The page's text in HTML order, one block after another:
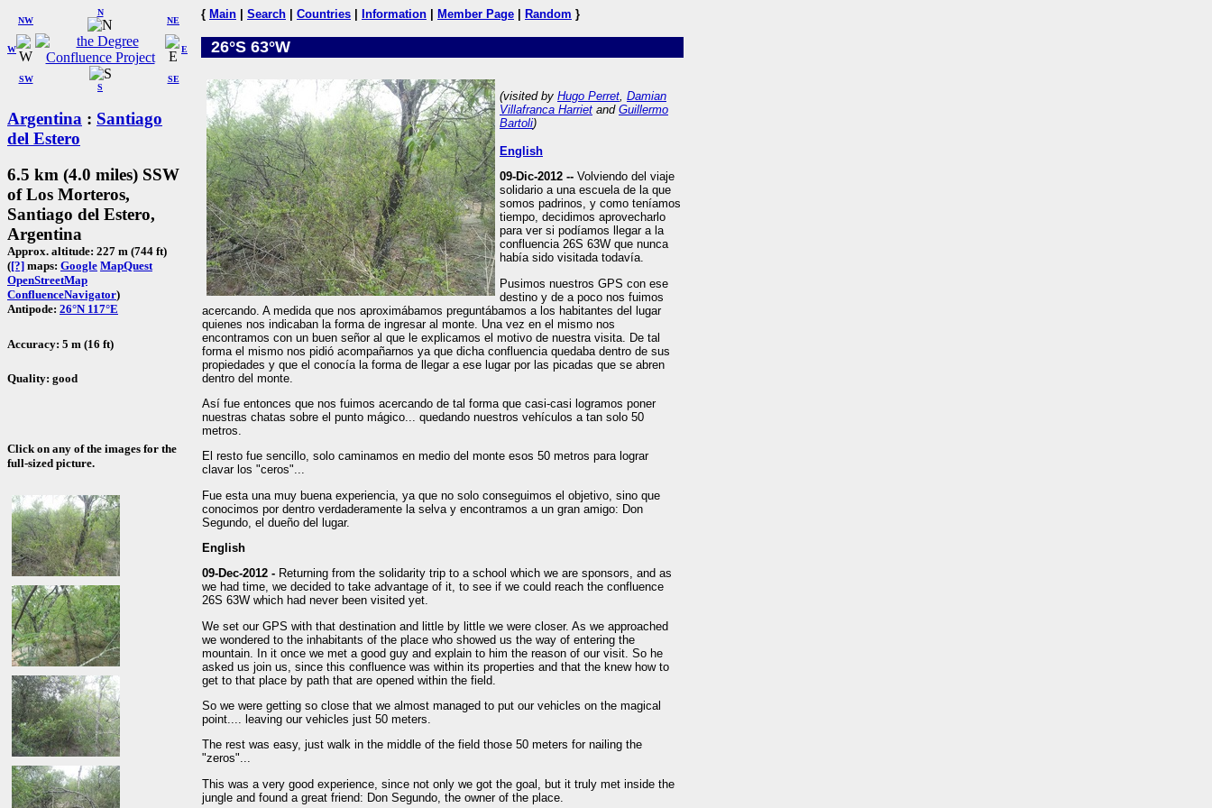
W
NW
N
NE
SW
S
SE
E
Argentina : Santiago
del Estero
6.5 km (4.0 miles) SSW
of Los Morteros,
Santiago del Estero,
Argentina
Approx. altitude: 227 m (744 ft)
([?] maps: Google MapQuest
OpenStreetMap
ConfluenceNavigator)
Antipode: 26°N 117°E
Accuracy: 5 m (16 ft)
Quality: good
Click on any of the images for the
full-sized picture.
{ Main Search Countries Information Member Page Random }
26°S 63°W
(visited by Hugo Perret, Damian
Villafranca Harriet and Guillermo
Bartoli)
English
09-Dic-2012 -- Volviendo del viaje
solidario a una escuela de la que
somos padrinos, y como teníamos
tiempo, decidimos aprovecharlo
para ver si podíamos llegar a la
confluencia 26S 63W que nunca
había sido visitada todavía.
Pusimos nuestros GPS con ese
destino y de a poco nos fuimos
acercando. A medida que nos aproximábamos preguntábamos a los habitantes del lugar
quienes nos indicaban la forma de ingresar al monte. Una vez en el mismo nos
encontramos con un buen señor al que le explicamos el motivo de nuestra visita. De tal
forma el mismo nos pidió acompañarnos ya que dicha confluencia quedaba dentro de sus
propiedades y que el conocía la forma de llegar a ese lugar por las picadas que se abren
dentro del monte.
Así fue entonces que nos fuimos acercando de tal forma que casi-casi logramos poner
nuestras chatas sobre el punto mágico... quedando nuestros vehículos a tan solo 50
metros.
El resto fue sencillo, solo caminamos en medio del monte esos 50 metros para lograr
clavar los "ceros"...
Fue esta una muy buena experiencia, ya que no solo conseguimos el objetivo, sino que
conocimos por dentro verdaderamente la selva y encontramos a un gran amigo: Don
Segundo, el dueño del lugar.
English
09-Dec-2012 - Returning from the solidarity trip to a school which we are sponsors, and as
we had time, we decided to take advantage of it, to see if we could reach the confluence
26S 63W which had never been visited yet.
We set our GPS with that destination and little by little we were closer. As we approached
we wondered to the inhabitants of the place who showed us the way of entering the
mountain. In it once we met a good guy and explain to him the reason of our visit. So he
asked us join us, since this confluence was within its properties and that the knew how to
get to that place by path that are opened within the field.
So we were getting so close that we almost managed to put our vehicles on the magical
point.... leaving our vehicles just 50 meters.
The rest was easy, just walk in the middle of the field those 50 meters for nailing the
"zeros"...
This was a very good experience, since not only we got the goal, but it truly met inside the
jungle and found a great friend: Don Segundo, the owner of the place.